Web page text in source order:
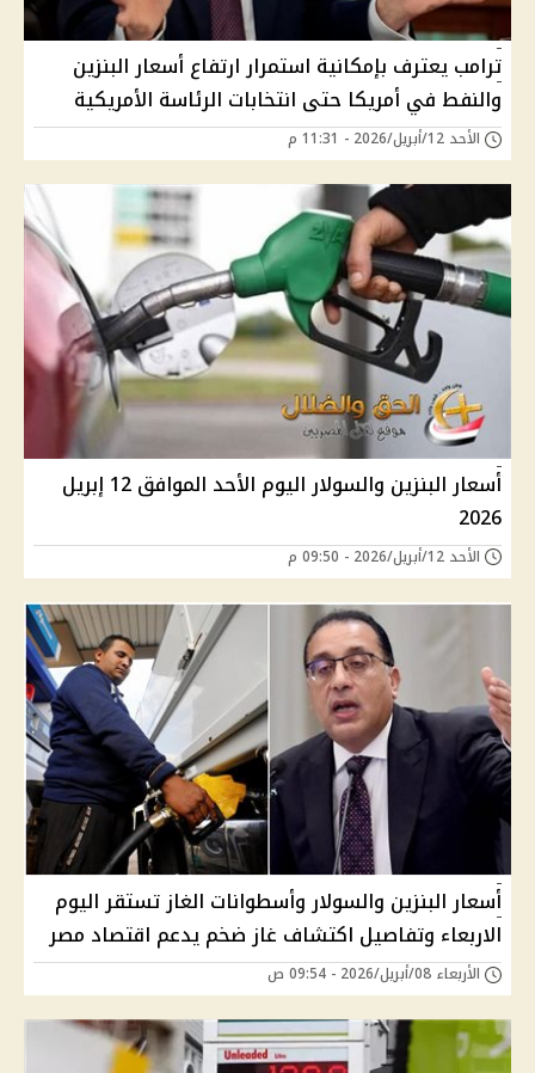
ترامب يعترف بإمكانية استمرار ارتفاع أسعار البنزين
والنفط في أمريكا حتى انتخابات الرئاسة الأمريكية
الأحد 12/أبريل/2026 - 11:31 م
أسعار البنزين والسولار اليوم الأحد الموافق 12 إبريل
2026
الأحد 12/أبريل/2026 - 09:50 م
أسعار البنزين والسولار وأسطوانات الغاز تستقر اليوم
الاربعاء وتفاصيل اكتشاف غاز ضخم يدعم اقتصاد مصر
الأربعاء 08/أبريل/2026 - 09:54 ص